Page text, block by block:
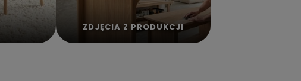
ZDJĘCIA Z PRODUKCJI